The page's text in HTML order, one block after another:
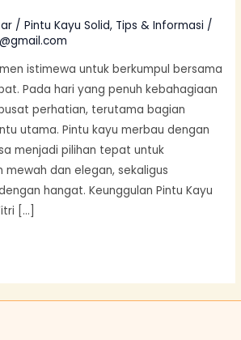
/Pintu Kayu Solid, Tips & Informasi /
istimewa untuk berkumpul bersama
Pada hari yang penuh kebahagiaan
perhatian, terutama bagian
utama. Pintu kayu merbau dengan
menjadi pilihan tepat untuk
mewah dan elegan, sekaligus
hangat. Keunggulan Pintu Kayu
[…]